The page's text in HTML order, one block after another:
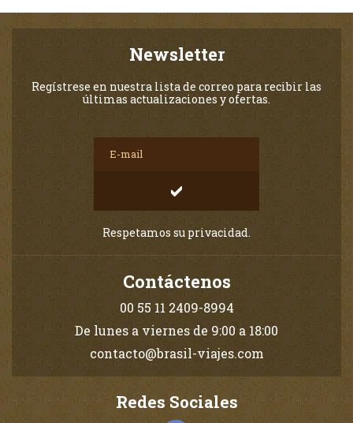
Newsletter
Regístrese en nuestra lista de correo para recibir las
últimas actualizaciones y ofertas.
Respetamos su privacidad.
Contáctenos
00 55 11 2409-8994
De lunes a viernes de 9:00 a 18:00
contacto@brasil-viajes.com
Redes Sociales